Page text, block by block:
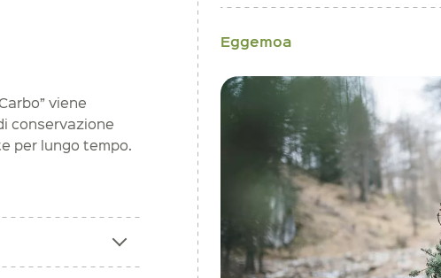
viene
conservazione
per lungo tempo.
Eggemoa